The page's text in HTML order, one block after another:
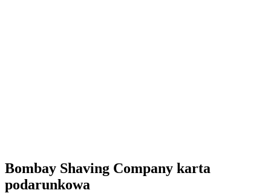
Bombay Shaving Company karta
podarunkowa